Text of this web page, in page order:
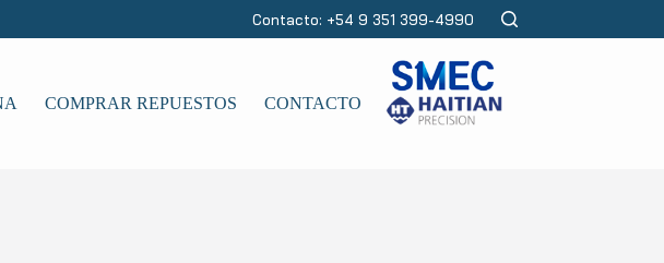
Contacto: +54 9 351 399-4990
COMPRAR REPUESTOS CONTACTO